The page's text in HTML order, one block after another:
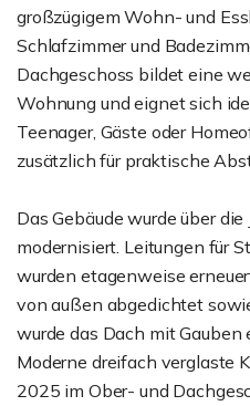
großzügigem Wohn- und
Schlafzimmer und
Dachgeschoss bildet eine
Wohnung und eignet sich
Teenager, Gäste oder
zusätzlich für praktische
Das Gebäude wurde über
modernisiert. Leitungen für
wurden etagenweise
von außen abgedichtet
wurde das Dach mit
Moderne dreifach verglaste
2025 im Ober- und